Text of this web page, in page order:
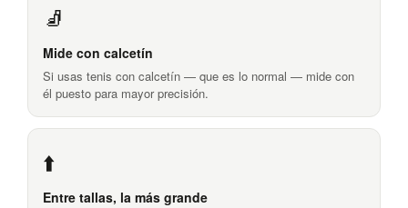
🧦
Mide con calcetín
Si usas tenis con calcetín — que es lo normal — mide con
él puesto para mayor precisión.
⬆️
Entre tallas, la más grande